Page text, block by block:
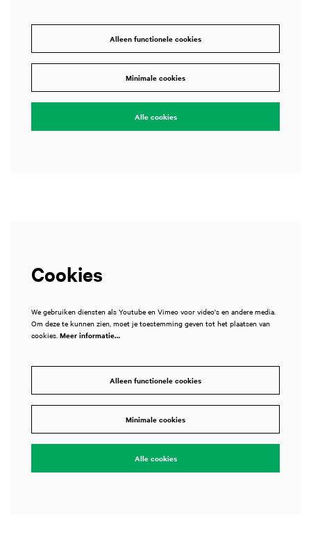
Alleen functionele cookies
Minimale cookies
Alle cookies
Cookies
We gebruiken diensten als Youtube en Vimeo voor video's en andere media.
Om deze te kunnen zien, moet je toestemming geven tot het plaatsen van
cookies. Meer informatie…
Alleen functionele cookies
Minimale cookies
Alle cookies
Inzoomen